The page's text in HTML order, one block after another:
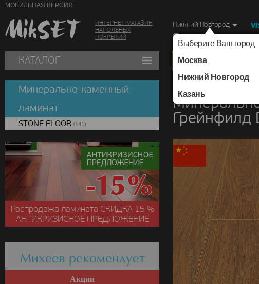
МОБИЛЬНАЯ ВЕРСИЯ
ИНТЕРНЕТ-МАГАЗИН
НАПОЛЬНЫХ
ПОКРЫТИЙ
Нижний Новгород
Выберите Ваш город
Москва
Нижний Новгород
Казань
г. Нижний Новгород,
КАТАЛОГ
Грейнфилд
Минерально-каменный
ламинат
STONE FLOOR (141)
Распродажа ламината СКИДКА15 %
АНТИКРИЗИСНОЕ ПРЕДЛОЖЕНИЕ
Михеев рекомендует
Акции